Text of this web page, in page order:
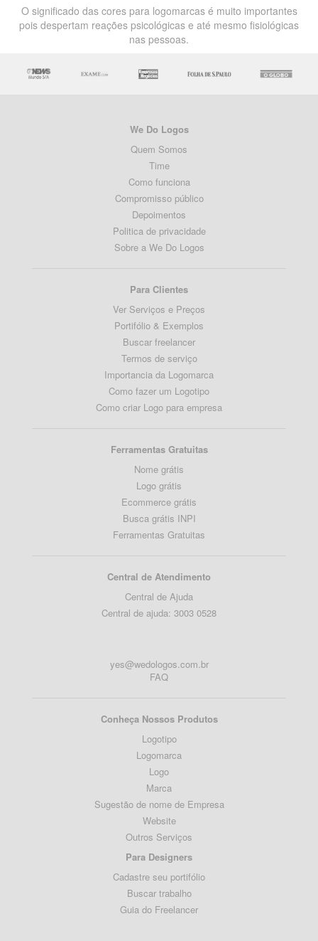
O significado das cores para logomarcas é muito importantes
pois despertam reações psicológicas e até mesmo fisiológicas
nas pessoas.
We Do Logos
Quem Somos
Time
Como funciona
Compromisso público
Depoimentos
Politica de privacidade
Sobre a We Do Logos
Para Clientes
Ver Serviços e Preços
Portifólio & Exemplos
Buscar freelancer
Termos de serviço
Importancia da Logomarca
Como fazer um Logotipo
Como criar Logo para empresa
Ferramentas Gratuitas
Nome grátis
Logo grátis
Ecommerce grátis
Busca grátis INPI
Ferramentas Gratuitas
Central de Atendimento
Central de Ajuda
Central de ajuda: 3003 0528
yes@wedologos.com.br
FAQ
Conheça Nossos Produtos
Logotipo
Logomarca
Logo
Marca
Sugestão de nome de Empresa
Website
Outros Serviços
Para Designers
Cadastre seu portifólio
Buscar trabalho
Guia do Freelancer